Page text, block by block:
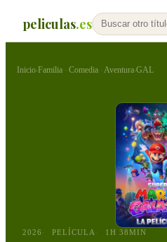
peliculas.es
Inicio›Familia · Comedia · Aventura›GAL
2026 PELÍCULA 1H 38MIN